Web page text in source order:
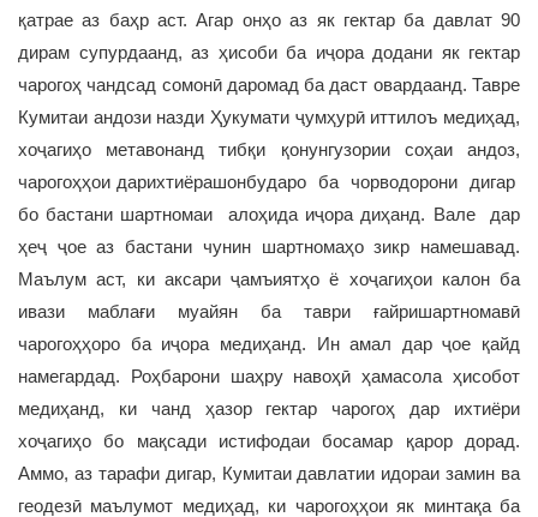
қатрае аз баҳр аст. Агар онҳо аз як гектар ба давлат 90
дирам супурдаанд, аз ҳисоби ба иҷора додани як гектар
чарогоҳ чандсад сомонӣ даромад ба даст овардаанд. Тавре
Кумитаи андози назди Ҳукумати ҷумҳурӣ иттилоъ медиҳад,
хоҷагиҳо метавонанд тибқи қонунгузории соҳаи андоз,
чарогоҳҳои дарихтиёрашонбударо ба чорводорони дигар
бо бастани шартномаи алоҳида иҷора диҳанд. Вале дар
ҳеҷ ҷое аз бастани чунин шартномаҳо зикр намешавад.
Маълум аст, ки аксари ҷамъиятҳо ё хоҷагиҳои калон ба
ивази маблағи муайян ба таври ғайришартномавӣ
чарогоҳҳоро ба иҷора медиҳанд. Ин амал дар ҷое қайд
намегардад. Роҳбарони шаҳру навоҳӣ ҳамасола ҳисобот
медиҳанд, ки чанд ҳазор гектар чарогоҳ дар ихтиёри
хоҷагиҳо бо мақсади истифодаи босамар қарор дорад.
Аммо, аз тарафи дигар, Кумитаи давлатии идораи замин ва
геодезӣ маълумот медиҳад, ки чарогоҳҳои як минтақа ба